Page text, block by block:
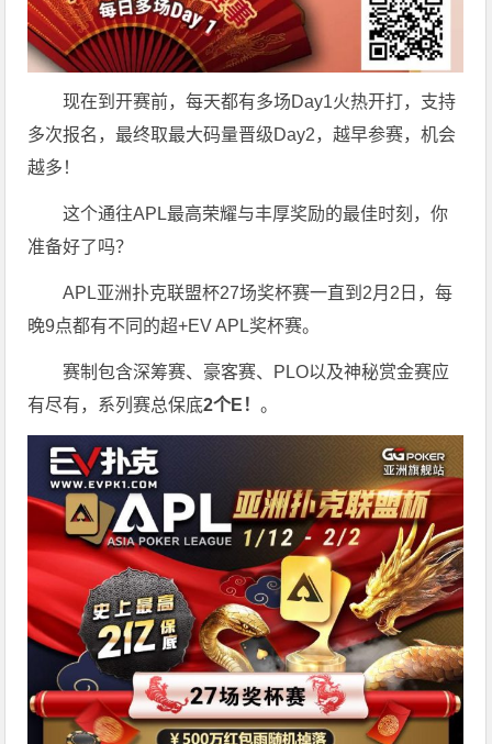
现在到开赛前，每天都有多场Day1火热开打，支持
多次报名，最终取最大码量晋级Day2，越早参赛，机会
越多！
这个通往APL最高荣耀与丰厚奖励的最佳时刻，你
准备好了吗？
APL亚洲扑克联盟杯27场奖杯赛一直到2月2日，每
晚9点都有不同的超+EV APL奖杯赛。
赛制包含深筹赛、豪客赛、PLO以及神秘赏金赛应
有尽有，系列赛总保底2个E！。